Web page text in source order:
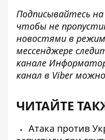
Подписывайтесь
чтобы не
новостями в
мессенджере
канале
канал в Viber можно
ЧИТАЙТЕ
Атака против